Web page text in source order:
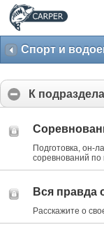
Спорт и
К
Подготовка, он-
соревнований по
Вся правда
Расскажите о